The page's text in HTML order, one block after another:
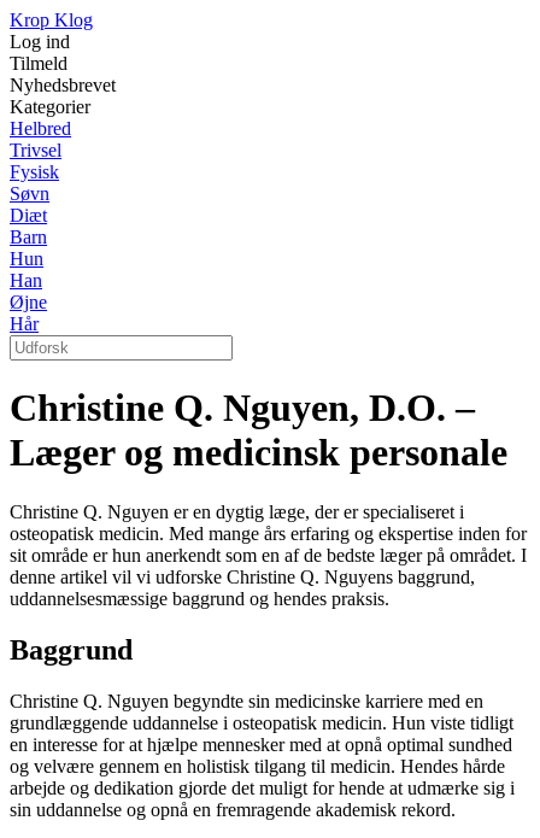
Krop Klog
Log ind
Tilmeld
Nyhedsbrevet
Kategorier
Helbred
Trivsel
Fysisk
Søvn
Diæt
Barn
Hun
Han
Øjne
Hår
Christine Q. Nguyen, D.O. –
Læger og medicinsk personale
Christine Q. Nguyen er en dygtig læge, der er specialiseret i
osteopatisk medicin. Med mange års erfaring og ekspertise inden for
sit område er hun anerkendt som en af de bedste læger på området. I
denne artikel vil vi udforske Christine Q. Nguyens baggrund,
uddannelsesmæssige baggrund og hendes praksis.
Baggrund
Christine Q. Nguyen begyndte sin medicinske karriere med en
grundlæggende uddannelse i osteopatisk medicin. Hun viste tidligt
en interesse for at hjælpe mennesker med at opnå optimal sundhed
og velvære gennem en holistisk tilgang til medicin. Hendes hårde
arbejde og dedikation gjorde det muligt for hende at udmærke sig i
sin uddannelse og opnå en fremragende akademisk rekord.